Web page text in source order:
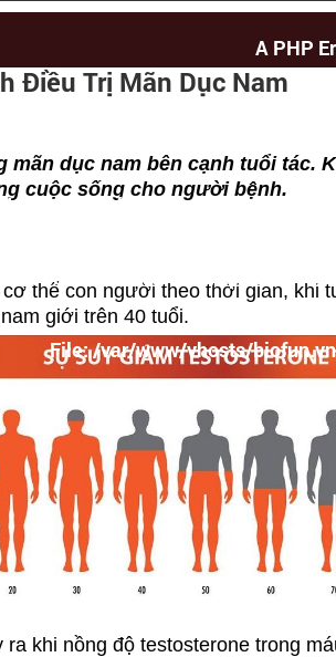
A PHP
Message: Trying to get
biofun.vn/httpdocs/application/
biofun.vn/httpdocs/application/
File: /var/www/vhosts/
Điều Trị Mãn Dục Nam
mãn dục nam bên cạnh tuổi
cuộc sống cho người bệnh.
thể con người theo thời gian, khi
giới trên 40 tuổi.
khi nồng độ testosterone trong